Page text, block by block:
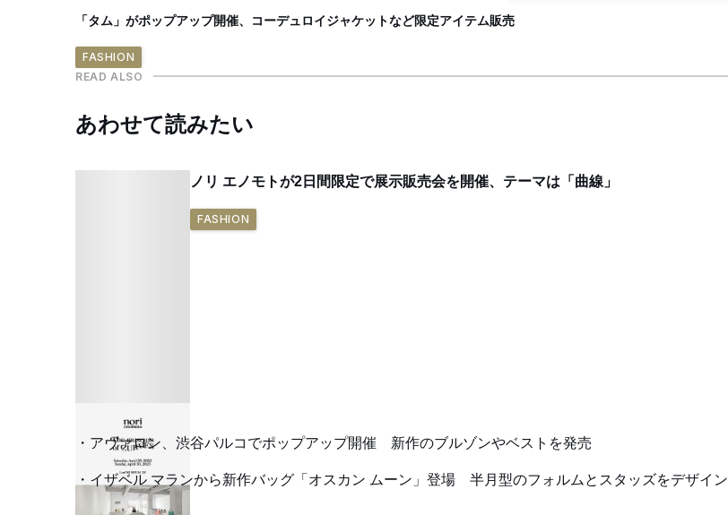
「タム」がポップアップ開催、コーデュロイジャケットなど限定アイテム販売
FASHION
READ ALSO
あわせて読みたい
ノリ エノモトが2日間限定で展示販売会を開催、テーマは「曲線」
FASHION
アヴァロン、渋谷パルコでポップアップ開催 新作のブルゾンやベストを発売
イザベル マランから新作バッグ「オスカン ムーン」登場 半月型のフォルムとスタッズをデザイン